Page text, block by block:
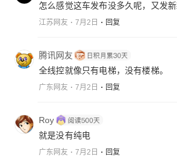
怎么感觉这车发布没多久呢，又发新
江苏网友 7月2日 回复
腾讯网友
全线控就像只有电梯，没有楼梯。
广东网友 7月2日 回复
Roy
就是没有纯电
广东网友 7月2日 回复